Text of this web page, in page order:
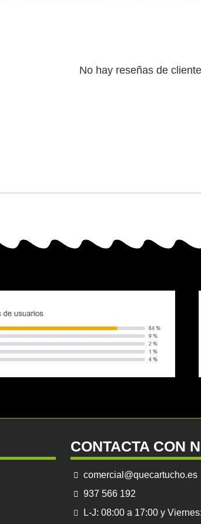
No hay reseñas de
CONTACTA CON
comercial@quecartucho.es
937 566 192
L-J: 08:00 a 17:00 y